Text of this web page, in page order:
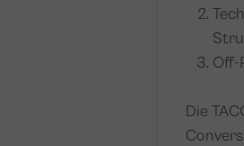
Off-
Die